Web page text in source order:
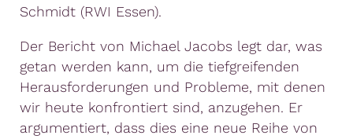
Schmidt (RWI Essen).
Der Bericht von Michael Jacobs legt dar, was
getan werden kann, um die tiefgreifenden
Herausforderungen und Probleme, mit denen
wir heute konfrontiert sind, anzugehen. Er
argumentiert, dass dies eine neue Reihe von